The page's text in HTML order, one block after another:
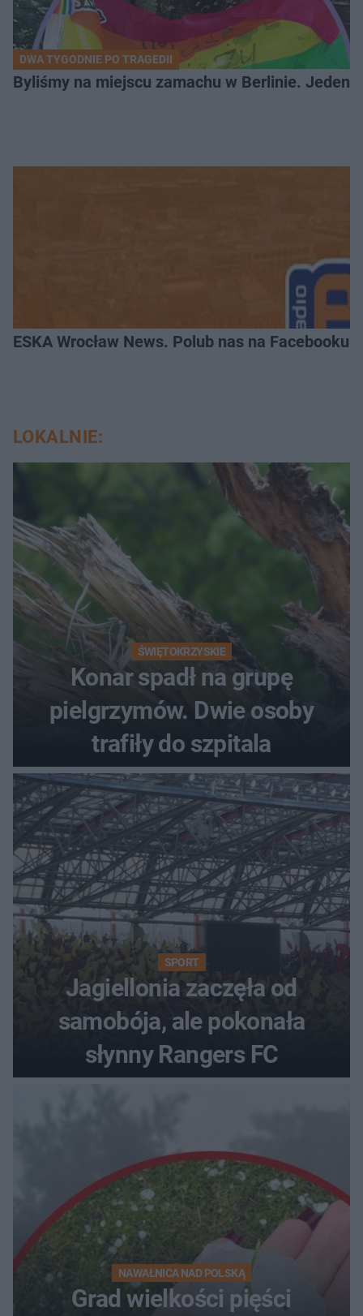
DWA TYGODNIE PO TRAGEDII
Byliśmy na miejscu zamachu w Berlinie. Jeden
ESKA Wrocław News. Polub nas na Facebooku!
LOKALNIE:
ŚWIĘTOKRZYSKIE
Konar spadł na grupę
pielgrzymów. Dwie osoby
trafiły do szpitala
SPORT
Jagiellonia zaczęła od
samobója, ale pokonała
słynny Rangers FC
NAWAŁNICA NAD POLSKĄ
Grad wielkości pięści